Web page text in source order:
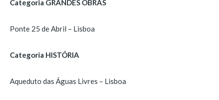
Categoria GRANDES OBRAS
Ponte 25 de Abril – Lisboa
Categoria HISTÓRIA
Aqueduto das Águas Livres – Lisboa